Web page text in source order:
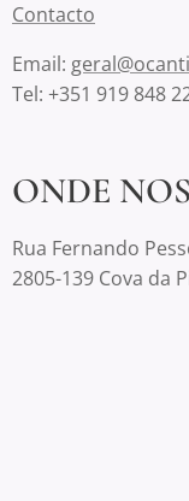
Contacto
Email:
Tel: +351 919 848
ONDE
Rua Fernando
2805-139 Cova da